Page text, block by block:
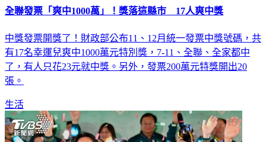
全聯發票「爽中1000萬」！獎落這縣市 17人爽中獎
中獎發票開獎了！財政部公布11、12月統一發票中獎號碼，共
有17名幸運兒爽中1000萬元特別獎，7-11、全聯、全家都中
了，有人只花23元就中獎。另外，發票200萬元特獎開出20
張。
生活